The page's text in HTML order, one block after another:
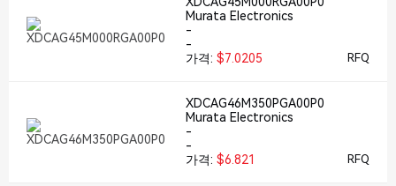
Murata Electronics
-
-
가격: $7.0205 RFQ
XDCAG46M350PGA00P0
Murata Electronics
-
-
가격: $6.821 RFQ